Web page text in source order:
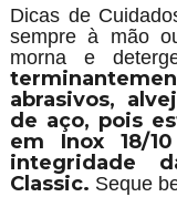
Dicas de
sempre à mão
morna e
abrasivos,
de aço, pois
em Inox 18/
integridade
Classic. Seque